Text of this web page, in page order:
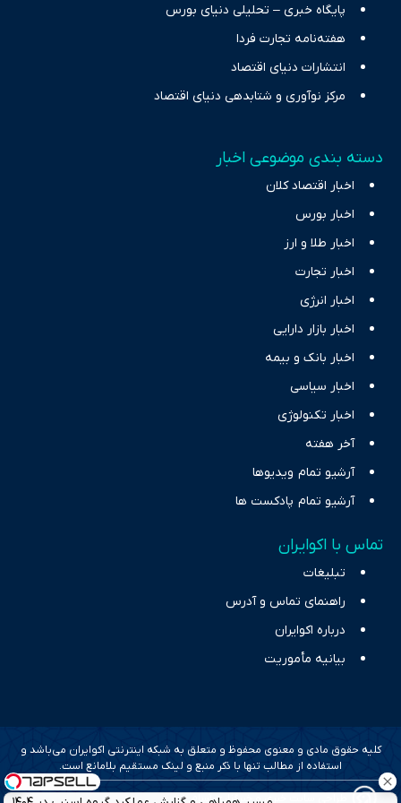
پایگاه خبری – تحلیلی دنیای بورس
هفته‌نامه تجارت فردا
انتشارات دنیای اقتصاد
مرکز نوآوری و شتابدهی دنیای اقتصاد
دسته بندی موضوعی اخبار
اخبار اقتصاد کلان
اخبار بورس
اخبار طلا و ارز
اخبار تجارت
اخبار انرژی
اخبار بازار دارایی
اخبار بانک و بیمه
اخبار سیاسی
اخبار تکنولوژی
آخر هفته
آرشیو تمام ویدیوها
آرشیو تمام پادکست ها
تماس با اکوایران
تبلیغات
راهنمای تماس و آدرس
درباره اکوایران
بیانیه مأموریت
کلیه حقوق مادی و معنوی محفوظ و متعلق به شبکه اینترنتی اکوایران می‌باشد و
استفاده از مطالب تنها با ذکر منبع و لینک مستقیم بلامانع است.
طراحی سایت خبری و خبرگزاری آسام